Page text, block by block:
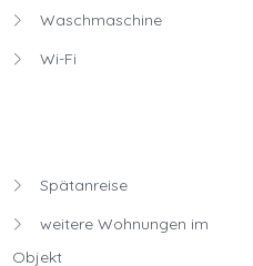
Waschmaschine
Wi-Fi
Spätanreise
weitere Wohnungen im
Objekt